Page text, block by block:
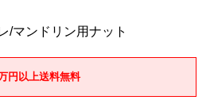
/マンドリン用ナット
円以上送料無料